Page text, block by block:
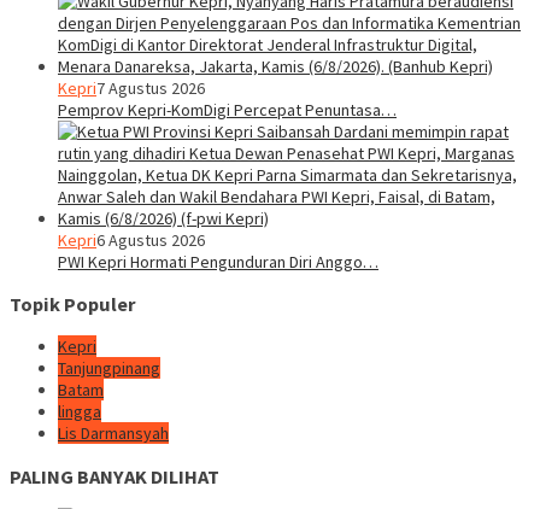
Kepri7 Agustus 2026
Pemprov Kepri-KomDigi Percepat Penuntasa…
Kepri6 Agustus 2026
PWI Kepri Hormati Pengunduran Diri Anggo…
Topik Populer
Kepri
Tanjungpinang
Batam
lingga
Lis Darmansyah
PALING BANYAK DILIHAT